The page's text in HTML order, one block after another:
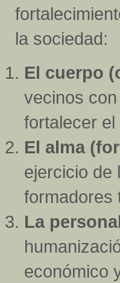
la sociedad:
El cuerpo
vecinos
fortalecer
El alma
ejercicio de
formadores
La
económico